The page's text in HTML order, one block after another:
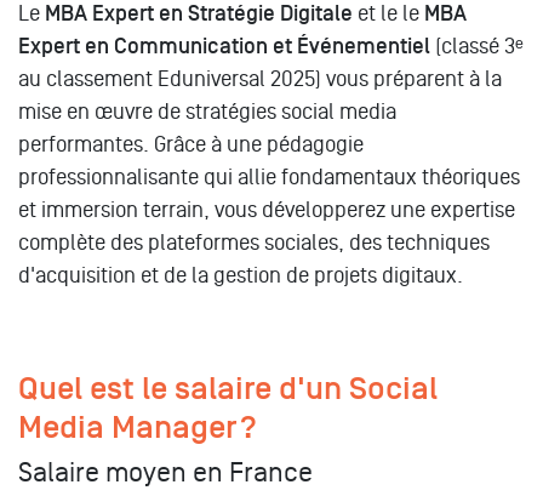
Le MBA Expert en Stratégie Digitale et le le MBA
Expert en Communication et Événementiel (classé 3ᵉ
au classement Eduniversal 2025) vous préparent à la
mise en œuvre de stratégies social media
performantes. Grâce à une pédagogie
professionnalisante qui allie fondamentaux théoriques
et immersion terrain, vous développerez une expertise
complète des plateformes sociales, des techniques
d'acquisition et de la gestion de projets digitaux.
Quel est le salaire d'un Social
Media Manager ?
Salaire moyen en France